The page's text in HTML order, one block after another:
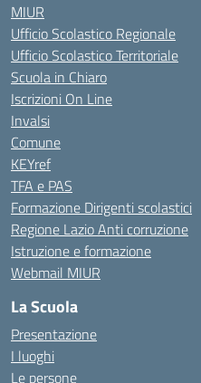
MIUR
Ufficio Scolastico Regionale
Ufficio Scolastico Territoriale
Scuola in Chiaro
Iscrizioni On Line
Invalsi
Comune
KEYref
TFA e PAS
Formazione Dirigenti scolastici
Regione Lazio Anti corruzione
Istruzione e formazione
Webmail MIUR
La Scuola
Presentazione
I luoghi
Le persone